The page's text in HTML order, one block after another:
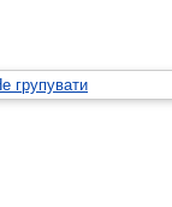
групувати